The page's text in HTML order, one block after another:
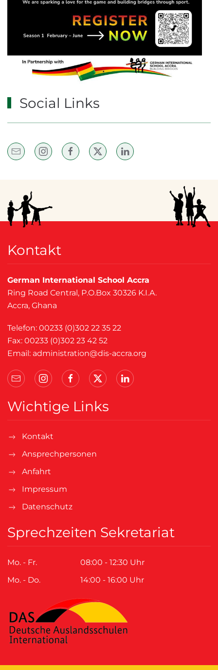
Social Links
Kontakt
German International School Accra
Ring Road Central, P.O.Box 30326 K.I.A.
Accra, Ghana
Telefon: 00233 (0)302 22 35 22
Fax: 00233 (0)302 23 42 52
Email: administration@dis-accra.org
Wichtige Links
Kontakt
Ansprechpersonen
Anfahrt
Impressum
Datenschutz
Sprechzeiten Sekretariat
Mo. - Fr.
08:00 - 12:30 Uhr
Mo. - Do.
14:00 - 16:00 Uhr